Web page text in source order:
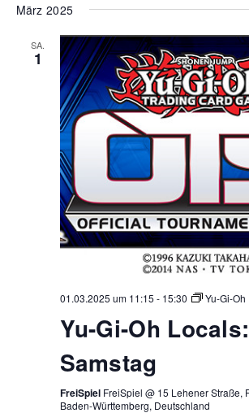
März 2025
SA.
1
01.03.2025 um 11:15 - 15:30 Yu-Gi-
Yu-Gi-Oh Locals:
Samstag
FreiSpiel FreiSpiel @ 15 Lehener Straße,
Baden-Württemberg, Deutschland